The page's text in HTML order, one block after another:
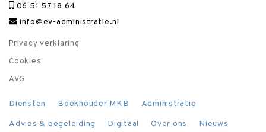
06 51 57 18 64
info@ev-administratie.nl
Privacy verklaring
Cookies
AVG
Diensten Boekhouder MKB
Administratie
Advies & begeleiding
Digitaal Over ons Nieuws